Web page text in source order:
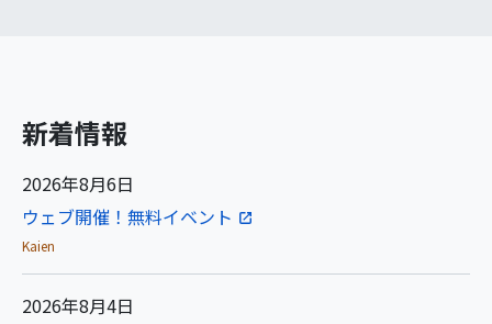
新着情報
2026年8月6日
ウェブ開催！無料イベント
Kaien
2026年8月4日